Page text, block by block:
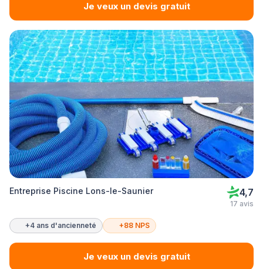
Je veux un devis gratuit
Entreprise Piscine Lons-le-Saunier 4,7
17 avis
+4 ans d'ancienneté +88 NPS
Je veux un devis gratuit